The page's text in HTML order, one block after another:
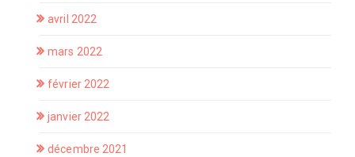
avril 2022
mars 2022
février 2022
janvier 2022
décembre 2021